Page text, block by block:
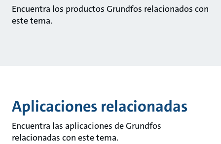
Encuentra los productos Grundfos relacionados con
este tema.
Aplicaciones relacionadas
Encuentra las aplicaciones de Grundfos
relacionadas con este tema.